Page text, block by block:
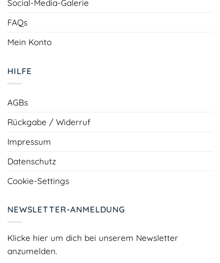
Social-Media-Galerie
FAQs
Mein Konto
HILFE
AGBs
Rückgabe / Widerruf
Impressum
Datenschutz
Cookie-Settings
NEWSLETTER-ANMELDUNG
Klicke hier um dich bei unserem Newsletter
anzumelden.